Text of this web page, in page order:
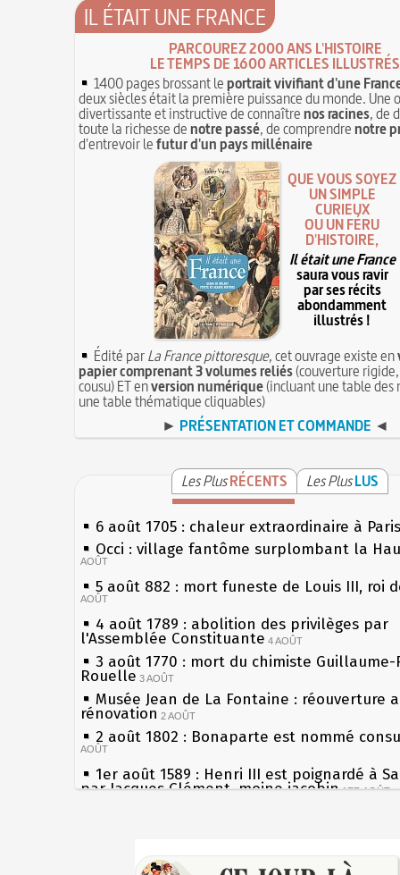
IL ÉTAIT UNE FRANCE
PARCOUREZ 2000 ANS L'HISTOIRE
LE TEMPS DE 1600 ARTICLES ILLUSTRÉS
1400 pages brossant leportrait vivifiant d'une
deux siècles était la première puissance du monde. Une
divertissante et instructive de connaîtrenos racines, de
toute la richesse denotre passé, de comprendrenotre
d'entrevoir lefutur d'un pays millénaire
QUE VOUS SOYEZ
UN SIMPLE
CURIEUX
OU UN FÉRU
D'HISTOIRE,
Il était une France
saura vous ravir
par ses récits
abondamment
illustrés !
Édité parLa France pittoresque, cet ouvrage existe en
papier comprenant 3 volumes reliés(couverture
cousu) ET enversion numérique(incluant une table des
une table thématique cliquables)
► PRÉSENTATION ET COMMANDE ◄
Les PlusRÉCENTS Les PlusLUS
6 août 1705 : chaleur extraordinaire à Paris
Occi : village fantôme surplombant la
AOÛT
5 août 882 : mort funeste de Louis III, roi
AOÛT
4 août 1789 : abolition des privilèges par
l'Assemblée Constituante 4 AOÛT
3 août 1770 : mort du chimiste Guillaume-
Rouelle 3 AOÛT
Musée Jean de La Fontaine : réouverture
rénovation 2 AOÛT
2 août 1802 : Bonaparte est nommé
AOÛT
1er août 1589 : Henri III est poignardé à
par Jacques Clément, moine jacobin 1ER AOÛT
Chocolat Poulain 30 JUILLET
les siècles